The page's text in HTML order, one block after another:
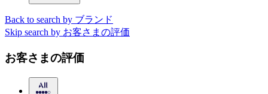
Back to search by ブランド
Skip search by お客さまの評価
お客さまの評価